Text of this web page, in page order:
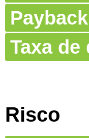
Payback
Taxa de
Risco